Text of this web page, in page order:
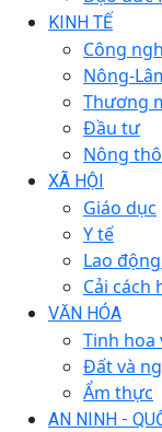
KINH TẾ
Công
Nông-
Thương
Đầu tư
Nông
XÃ HỘI
Giáo dục
Y tế
Lao
Cải cách
VĂN HÓA
Tinh hoa
Đất và
Ẩm thực
AN NINH -